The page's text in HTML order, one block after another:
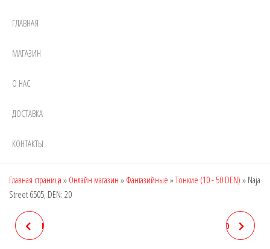
ГЛАВНАЯ
МАГАЗИН
О НАС
ДОСТАВКА
КОНТАКТЫ
Главная страница » Онлайн магазин » Фантазийные »Тонкие (10 - 50 DEN) » Naja
Street 6505, DEN: 20
NAJA STREET 6503, DEN: 18 NAJA STREET 6506, DEN: 20